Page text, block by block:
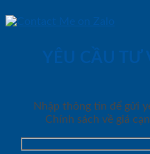
YÊU CẦU TƯ
Nhập thông tin để gửi
Chính sách về giá